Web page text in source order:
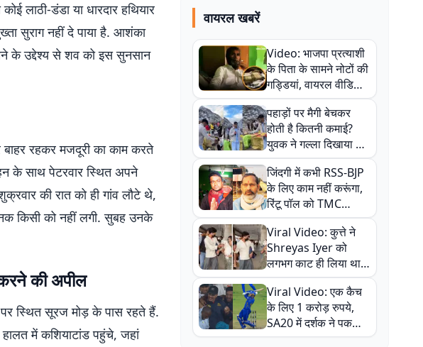
लाठी-डंडा या धारदार हथियार
सुराग नहीं दे पाया है. आशंका
के उद्देश्य से शव को इस सुनसान
रहकर मजदूरी का काम करते
के साथ पेटरवार स्थित अपने
की रात को ही गांव लौटे थे,
किसी को नहीं लगी. सुबह उनके
की अपील
पर स्थित सूरज मोड़ के पास रहते हैं.
में कशियाटांड पहुंचे, जहां
वायरल खबरें
Video: भाजपा प्रत्याशी
के पिता के सामने नोटों की
गड्डियां, वायरल वीडियो
से राजनीति में उबाल,
अजित महतो बोले- TMC
की गंदी चाल
पहाड़ों पर मैगी बेचकर
होती है कितनी कमाई?
युवक ने गल्ला दिखाया तो
नौकरी वालों के खड़े हो गए
कान
जिंदगी में कभी RSS-BJP
के लिए काम नहीं करूंगा,
रिंटू पॉल को TMC
ऑफिस में ले जाकर पीटा,
Video वायरल
Viral Video: कुत्ते ने
Shreyas Iyer को
लगभग काट ही लिया था,
न्यूजीलैंड सीरीज से पहले
बाल-बाल बचे
Viral Video: एक कैच
के लिए 1 करोड़ रुपये,
SA20 में दर्शक ने पकड़ा
एक हाथ से गजब का कैच